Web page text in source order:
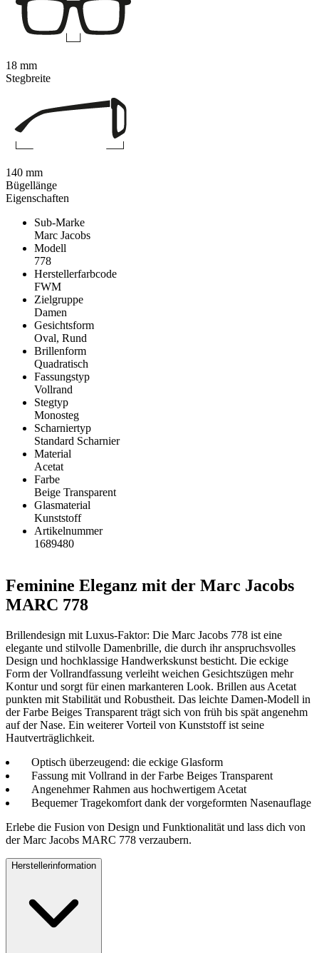
Eigenschaften
Sub-Marke
Marc Jacobs
Modell
778
Herstellerfarbcode
FWM
Zielgruppe
Damen
Gesichtsform
Oval, Rund
Brillenform
Quadratisch
Fassungstyp
Vollrand
Stegtyp
Monosteg
Scharniertyp
Standard Scharnier
Material
Acetat
Farbe
Beige Transparent
Glasmaterial
Kunststoff
Artikelnummer
1689480
Feminine Eleganz mit der Marc Jacobs
MARC 778
Brillendesign mit Luxus-Faktor: Die Marc Jacobs 778 ist eine
elegante und stilvolle Damenbrille, die durch ihr anspruchsvolles
Design und hochklassige Handwerkskunst besticht. Die eckige
Form der Vollrandfassung verleiht weichen Gesichtszügen mehr
Kontur und sorgt für einen markanteren Look. Brillen aus Acetat
punkten mit Stabilität und Robustheit. Das leichte Damen-Modell in
der Farbe Beiges Transparent trägt sich von früh bis spät angenehm
auf der Nase. Ein weiterer Vorteil von Kunststoff ist seine
Hautverträglichkeit.
Optisch überzeugend: die eckige Glasform
Fassung mit Vollrand in der Farbe Beiges Transparent
Angenehmer Rahmen aus hochwertigem Acetat
Bequemer Tragekomfort dank der vorgeformten Nasenauflage
Erlebe die Fusion von Design und Funktionalität und lass dich von
der Marc Jacobs MARC 778 verzaubern.
Herstellerinformation
18 mm
Stegbreite
140 mm
Bügellänge